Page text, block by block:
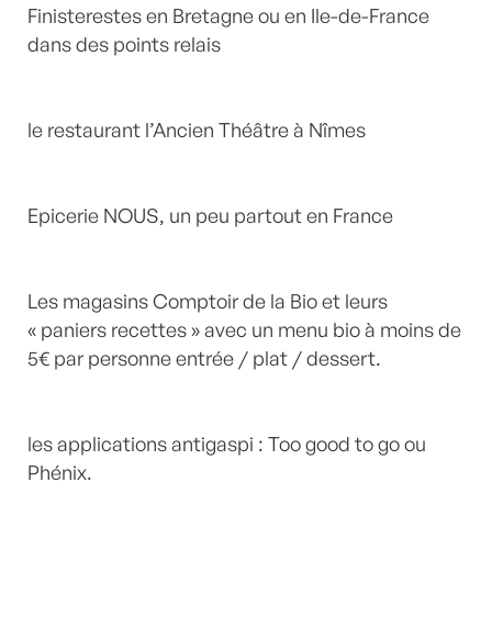
Finisterestes en Bretagne ou en Ile-de-France
dans des points relais
le restaurant l’Ancien Théâtre à Nîmes
Epicerie NOUS, un peu partout en France
Les magasins Comptoir de la Bio et leurs
« paniers recettes » avec un menu bio à moins de
5€ par personne entrée / plat / dessert.
les applications antigaspi : Too good to go ou
Phénix.